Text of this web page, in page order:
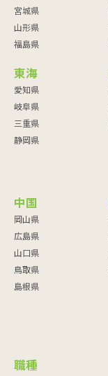
宮城県
山形県
福島県
東海
愛知県
岐阜県
三重県
静岡県
中国
岡山県
広島県
山口県
鳥取県
島根県
職種